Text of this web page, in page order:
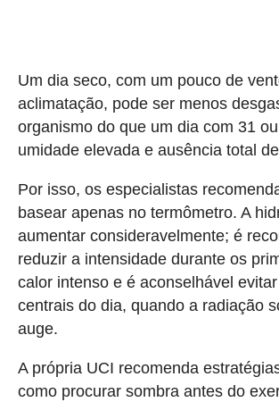
Um dia seco, com um pouco de
aclimatação, pode ser menos
organismo do que um dia com 31
umidade elevada e ausência total
Por isso, os especialistas
basear apenas no termômetro. A
aumentar consideravelmente; é
reduzir a intensidade durante os
calor intenso e é aconselhável
centrais do dia, quando a radiação
auge.
A própria UCI recomenda
como procurar sombra antes do